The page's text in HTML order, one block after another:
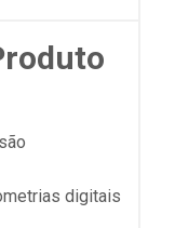
digitais